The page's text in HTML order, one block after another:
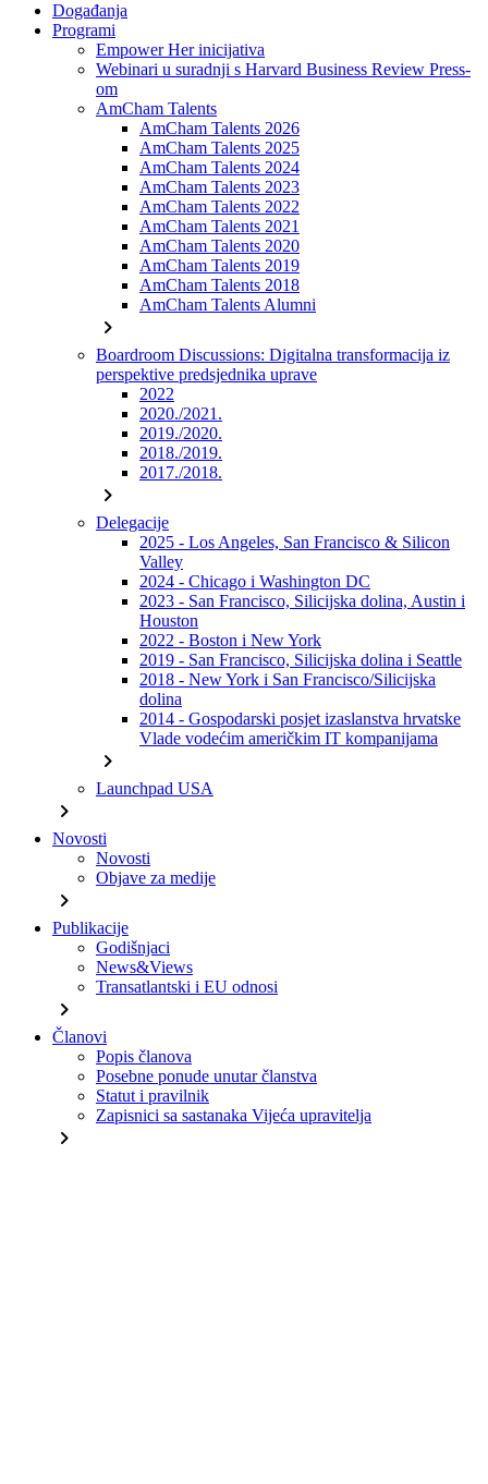
Događanja
Programi
Empower Her inicijativa
Webinari u suradnji s Harvard Business Review Press-
om
AmCham Talents
AmCham Talents 2026
AmCham Talents 2025
AmCham Talents 2024
AmCham Talents 2023
AmCham Talents 2022
AmCham Talents 2021
AmCham Talents 2020
AmCham Talents 2019
AmCham Talents 2018
AmCham Talents Alumni
chevron_right
Boardroom Discussions: Digitalna transformacija iz
perspektive predsjednika uprave
2022
2020./2021.
2019./2020.
2018./2019.
2017./2018.
chevron_right
Delegacije
2025 - Los Angeles, San Francisco & Silicon
Valley
2024 - Chicago i Washington DC
2023 - San Francisco, Silicijska dolina, Austin i
Houston
2022 - Boston i New York
2019 - San Francisco, Silicijska dolina i Seattle
2018 - New York i San Francisco/Silicijska
dolina
2014 - Gospodarski posjet izaslanstva hrvatske
Vlade vodećim američkim IT kompanijama
chevron_right
Launchpad USA
chevron_right
Novosti
Novosti
Objave za medije
chevron_right
Publikacije
Godišnjaci
News&Views
Transatlantski i EU odnosi
chevron_right
Članovi
Popis članova
Posebne ponude unutar članstva
Statut i pravilnik
Zapisnici sa sastanaka Vijeća upravitelja
chevron_right